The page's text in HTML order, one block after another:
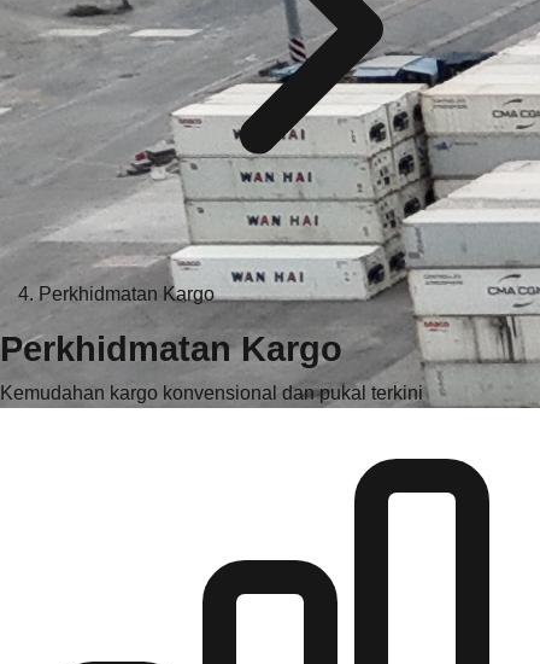
Perkhidmatan Kargo
Perkhidmatan Kargo
Kemudahan kargo konvensional dan pukal terkini